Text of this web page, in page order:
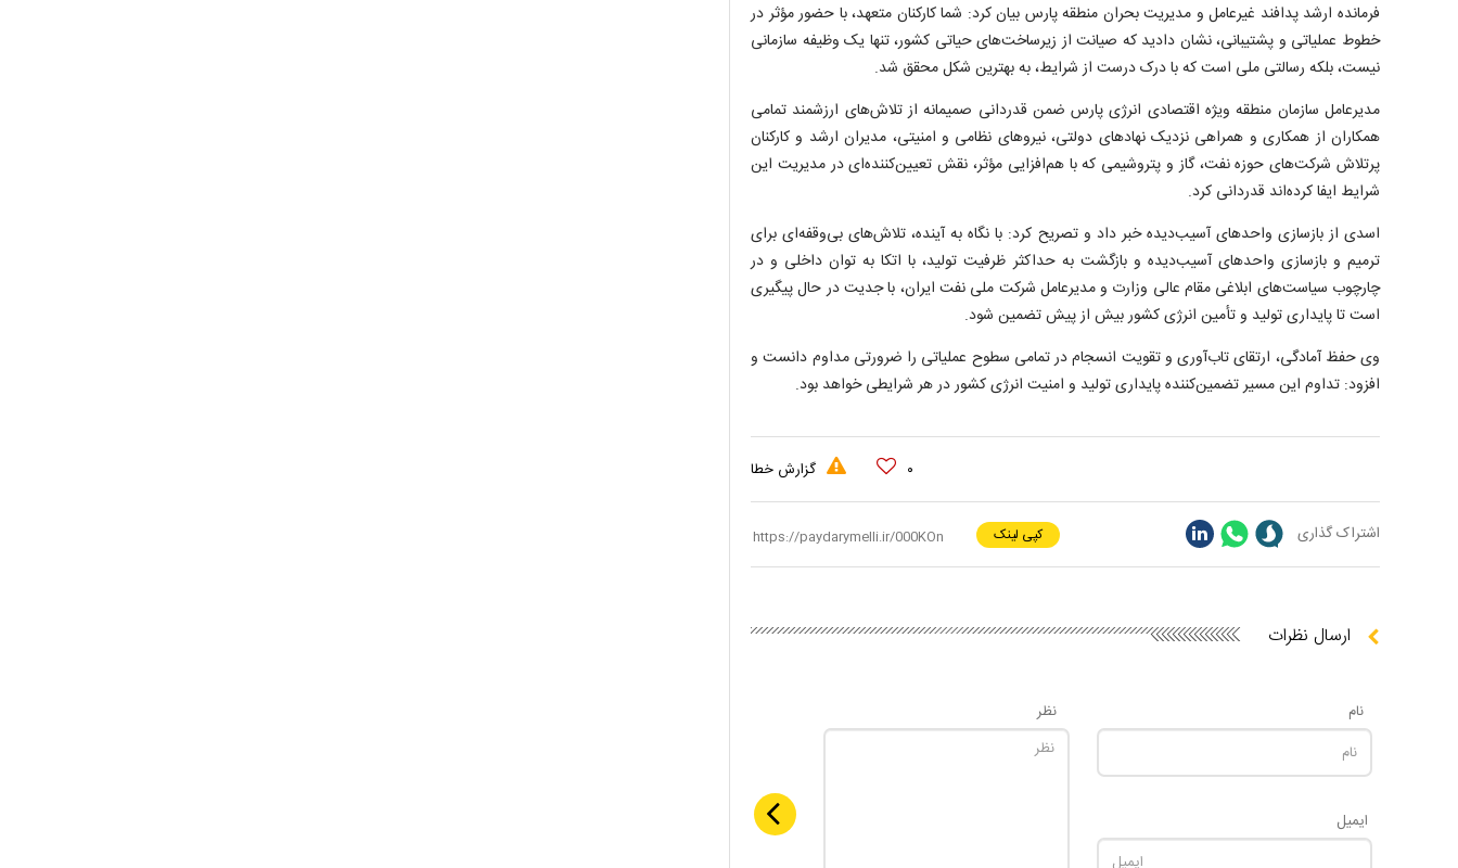
فرمانده ارشد پدافند غیرعامل و مدیریت بحران منطقه پارس بیان کرد: شما کارکنان متعهد، با حضور مؤثر در
خطوط عملیاتی و پشتیبانی، نشان دادید که صیانت از زیرساخت‌های حیاتی کشور، تنها یک وظیفه سازمانی
نیست، بلکه رسالتی ملی است که با درک درست از شرایط، به بهترین شکل محقق شد.
مدیرعامل سازمان منطقه ویژه اقتصادی انرژی پارس ضمن قدردانی صمیمانه از تلاش‌های ارزشمند تمامی
همکاران از همکاری و همراهی نزدیک نهاد‌های دولتی، نیرو‌های نظامی و امنیتی، مدیران ارشد و کارکنان
پرتلاش شرکت‌های حوزه نفت، گاز و پتروشیمی که با هم‌افزایی مؤثر، نقش تعیین‌کننده‌ای در مدیریت این
شرایط ایفا کرده‌اند قدردانی کرد.
اسدی از بازسازی واحد‌های آسیب‌دیده خبر داد و تصریح کرد: با نگاه به آینده، تلاش‌های بی‌وقفه‌ای برای
ترمیم و بازسازی واحد‌های آسیب‌دیده و بازگشت به حداکثر ظرفیت تولید، با اتکا به توان داخلی و در
چارچوب سیاست‌های ابلاغی مقام عالی وزارت و مدیرعامل شرکت ملی نفت ایران، با جدیت در حال پیگیری
است تا پایداری تولید و تأمین انرژی کشور بیش از پیش تضمین شود.
وی حفظ آمادگی، ارتقای تاب‌آوری و تقویت انسجام در تمامی سطوح عملیاتی را ضرورتی مداوم دانست و
افزود: تداوم این مسیر تضمین‌کننده پایداری تولید و امنیت انرژی کشور در هر شرایطی خواهد بود.
۰ گزارش خطا
اشتراک گذاری کپی لینک
ارسال نظرات
نام
ایمیل
نظر